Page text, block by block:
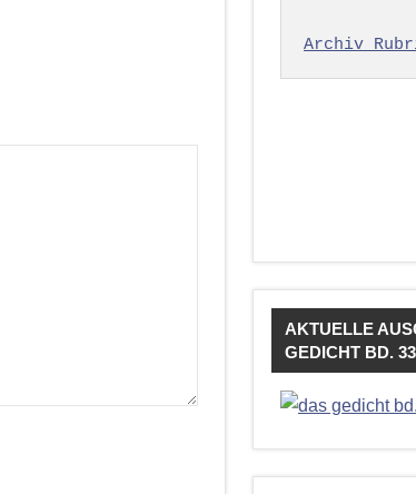
Archiv
AKTUELLE
GEDICHT BD.